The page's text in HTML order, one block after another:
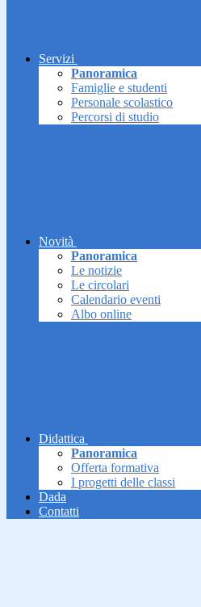
Servizi
Panoramica
Famiglie e studenti
Personale scolastico
Percorsi di studio
Novità
Panoramica
Le notizie
Le circolari
Calendario eventi
Albo online
Didattica
Panoramica
Offerta formativa
I progetti delle classi
Dada
Contatti